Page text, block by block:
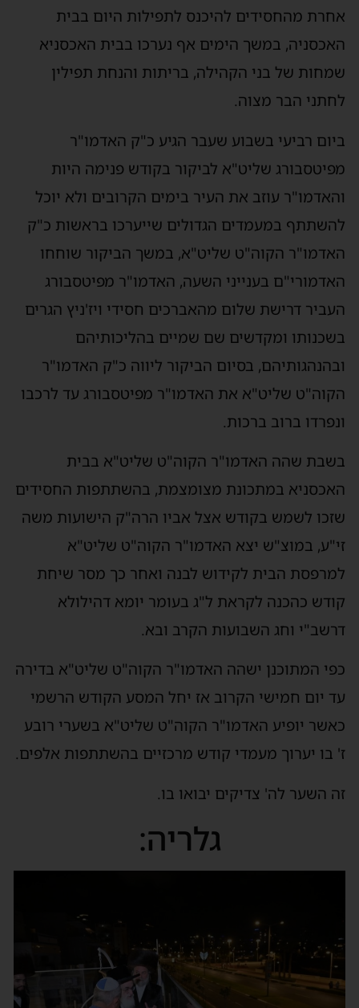
אחרת מהחסידים להיכנס לתפילות היום בבית
האכסניה, במשך הימים אף נערכו בבית האכסניא
שמחות של בני הקהילה, בריתות והנחת תפילין
לחתני הבר מצוה.
ביום רביעי בשבוע שעבר הגיע כ"ק האדמו"ר
מפיטסבורג שליט"א לביקור בקודש פנימה היות
והאדמו"ר עוזב את העיר בימים הקרובים ולא יוכל
להשתתף במעמדים הגדולים שייערכו בראשות כ"ק
האדמו"ר הקוה"ט שליט"א, במשך הביקור שוחחו
האדמורי"ם בענייני השעה, האדמו"ר מפיטסבורג
העביר דרישת שלום מהאברכים חסידי ויז'ניץ הגרים
בשכנותו ומקדשים שם שמיים בהליכותיהם
ובהנהגותיהם, בסיום הביקור ליווה כ"ק האדמו"ר
הקוה"ט שליט"א את האדמו"ר מפיטסבורג עד לרכבו
ונפרדו ברוב ברכות.
בשבת שהה האדמו"ר הקוה"ט שליט"א בבית
האכסניא במתכונת מצומצמת, בהשתתפות החסידים
שזכו לשמש בקודש אצל אביו הרה"ק הישועות משה
זי"ע, במוצ"ש יצא האדמו"ר הקוה"ט שליט"א
למרפסת הבית לקידוש לבנה ואחר כך מסר שיחת
קודש כהכנה לקראת ל"ג בעומר יומא דהילולא
דרשב"י וחג השבועות הקרב ובא.
כפי המתוכנן ישהה האדמו"ר הקוה"ט שליט"א בדירה
עד יום חמישי הקרוב אז יחל המסע הקודש הרשמי
כאשר יופיע האדמו"ר הקוה"ט שליט"א בשערי רובע
ז' בו יערוך מעמדי קודש מרכזיים בהשתתפות אלפים.
זה השער לה' צדיקים יבואו בו.
גלריה: